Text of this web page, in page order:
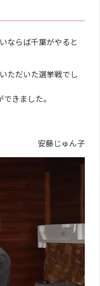
ならば千葉がやると
ただいた選挙戦でし
きました。
安藤じゅん子